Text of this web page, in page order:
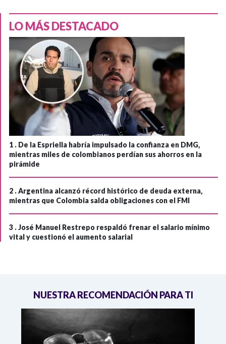
LO MÁS DESTACADO
1 . De la Espriella habría impulsado la confianza en DMG,
mientras miles de colombianos perdían sus ahorros en la
pirámide
2 .Argentina alcanzó récord histórico de deuda externa,
mientras que Colombia salda obligaciones con el FMI
3 .José Manuel Restrepo respaldó frenar el salario mínimo
vital y cuestionó el aumento salarial
NUESTRA RECOMENDACIÓN PARA TI